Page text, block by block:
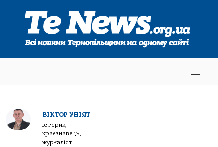
ВІКТОР УНІЯТ
Історик,
краєзнавець,
журналіст,